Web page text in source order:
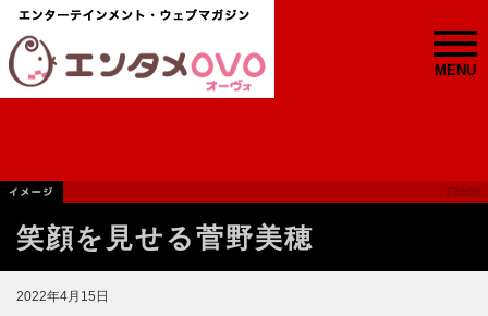
MENU
笑顔を見せる菅野美穂
2022年4月15日